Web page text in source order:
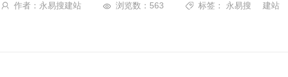
作者：永易搜建站 浏览数：563 标签： 永易搜 建站